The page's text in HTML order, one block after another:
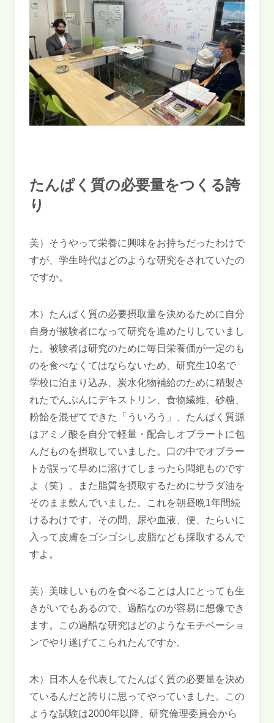
たんぱく質の必要量をつくる誇
り
美）そうやって栄養に興味をお持ちだったわけで
すが、学生時代はどのような研究をされていたの
ですか。
木）たんぱく質の必要摂取量を決めるために自分
自身が被験者になって研究を進めたりしていまし
た。被験者は研究のために毎日栄養価が一定のも
のを食べなくてはならないため、研究生10名で
学校に泊まり込み、炭水化物補給のために精製さ
れたでんぷんにデキストリン、食物繊維、砂糖、
粉飴を混ぜてできた「ういろう」、たんぱく質源
はアミノ酸を自分で軽量・配合しオブラートに包
んだものを摂取していました。口の中でオブラー
トが誤って早めに溶けてしまったら悶絶ものです
よ（笑）。また脂質を摂取するためにサラダ油を
そのまま飲んでいました。これを朝昼晩1年間続
けるわけです。その間、尿や血液、便、たらいに
入って皮膚をゴシゴシし皮脂なども採取するんで
すよ。
美）美味しいものを食べることは人にとっても生
きがいでもあるので、過酷なのが容易に想像でき
ます。この過酷な研究はどのようなモチベーショ
ンでやり遂げてこられたんですか。
木）日本人を代表してたんぱく質の必要量を決め
ているんだと誇りに思ってやっていました。この
ような試験は2000年以降、研究倫理委員会から